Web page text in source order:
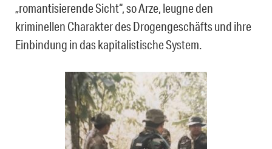
„romantisierende Sicht“, so Arze, leugne den
kriminellen Charakter des Drogengeschäfts und ihre
Einbindung in das kapitalistische System.